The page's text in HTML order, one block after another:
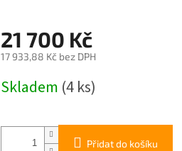
21 700 Kč
17 933,88 Kč bez DPH
cena:
Skladem (4 ks)
Přidat do košíku